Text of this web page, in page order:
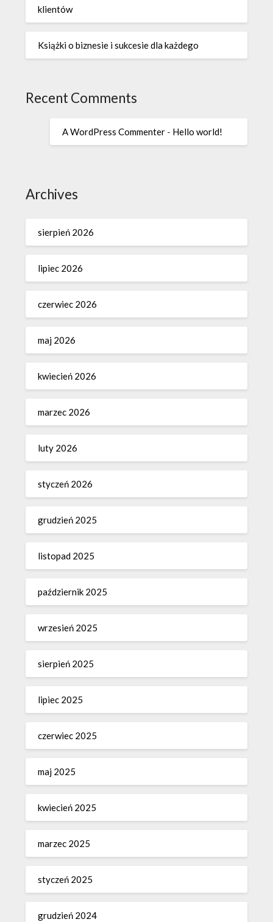
klientów
Książki o biznesie i sukcesie dla każdego
Recent Comments
A WordPress Commenter - Hello world!
Archives
sierpień 2026
lipiec 2026
czerwiec 2026
maj 2026
kwiecień 2026
marzec 2026
luty 2026
styczeń 2026
grudzień 2025
listopad 2025
październik 2025
wrzesień 2025
sierpień 2025
lipiec 2025
czerwiec 2025
maj 2025
kwiecień 2025
marzec 2025
styczeń 2025
grudzień 2024